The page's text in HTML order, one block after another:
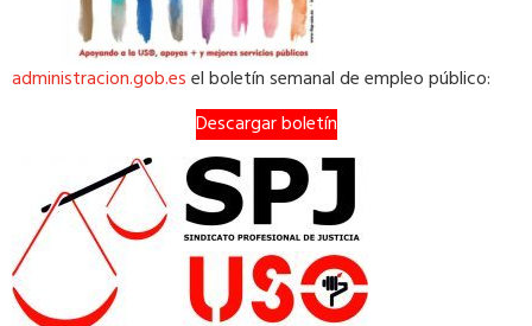
administracion.gob.esel boletín semanal de empleo público:
Descargar boletín